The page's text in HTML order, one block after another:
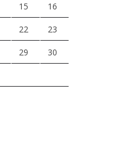
15 16
22 23
29 30